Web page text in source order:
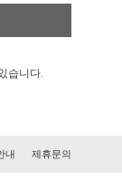
습니다.
내 제휴문의